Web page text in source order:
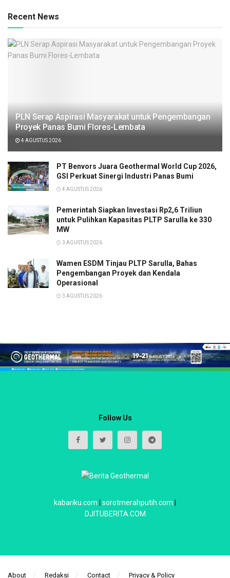
Recent News
PLN Serap Aspirasi Masyarakat untuk Pengembangan
Proyek Panas Bumi Flores-Lembata
4 AGUSTUS 2026
PT Benvors Juara Geothermal World Cup 2026,
GSI Perkuat Sinergi Industri Panas Bumi
4 AGUSTUS 2026
Pemerintah Siapkan Investasi Rp2,6 Triliun
untuk Pulihkan Kapasitas PLTP Sarulla ke 330
MW
3 AGUSTUS 2026
Wamen ESDM Tinjau PLTP Sarulla, Bahas
Pengembangan Proyek dan Kendala
Operasional
3 AGUSTUS 2026
Follow Us
kabariku.com sorotmerahputih.com
DJITUBERITA.COM
About Redaksi Contact Privacy & Policy